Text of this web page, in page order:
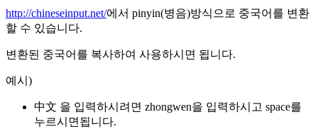
http://chineseinput.net/에서 pinyin(병음)방식으로 중국어를 변환
할 수 있습니다.
변환된 중국어를 복사하여 사용하시면 됩니다.
예시)
中文 을 입력하시려면 zhongwen을 입력하시고 space를
누르시면됩니다.